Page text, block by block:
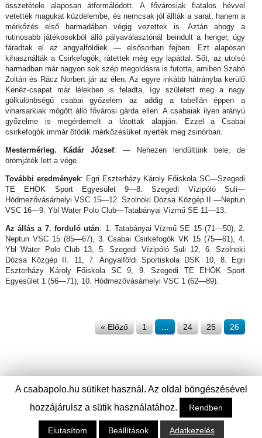
összetétele alaposan átformálódott. A fővárosiak fiatalos hévvel
vetették magukat küzdelembe, és nemcsak jól állták a sarat, hanem a
mérkőzés első harmadában végig vezettek is. Aztán ahogy a
rutinosabb játékosokból álló pályaválasztónál beindult a henger, úgy
fáradtak el az angyalföldiek — elsősorban fejben. Ezt alaposan
kihasználták a Csirkefogók, rátettek még egy lapáttal. Sőt, az utolsó
harmadban már nagyon sok szép megoldásra is futotta, amiben Szabó
Zoltán és Rácz Norbert jár az élen. Az egyre inkább hátrányba kerülő
Kenéz-csapat már lélekben is feladta, így született meg a nagy
gólkülönbségű csabai győzelem az addig a tabellán éppen a
viharsarkiak mögött álló fővárosi gárda ellen. A csabaiak ilyen arányú
győzelme is megérdemelt a látottak alapján. Ezzel a Csabai
csirkefogók immár ötödik mérkőzésüket nyerték meg zsinórban.
Mestermérleg. Kádár József: — Nehezen lendültünk bele, de
örömjáték lett a vége.
További eredmények: Egri Eszterházy Károly Főiskola SC—Szegedi
TE EHÖK Sport Egyesület 9—8. Szegedi Vízipóló Suli—
Hódmezővásárhelyi VSC 15—12. Szolnoki Dózsa Közgép II.—Neptun
VSC 16—9. Ybl Water Polo Club—Tatabányai Vízmű SE 11—13.
Az állás a 7. forduló után: 1. Tatabányai Vízmű SE 15 (71—50), 2.
Neptun VSC 15 (85—67), 3. Csabai Csirkefogók VK 15 (75—61), 4.
Ybl Water Polo Club 13, 5. Szegedi Vízipóló Suli 12, 6. Szolnoki
Dózsa Közgép II. 11, 7. Angyalföldi Sportiskola DSK 10, 8. Egri
Eszterházy Károly Főiskola SC 9, 9. Szegedi TE EHÖK Sport
Egyesület 1 (56—71), 10. Hódmezővásárhelyi VSC 1 (62—89).
« Előző 1 24 25 26
© Csabai Csirkefogók Vízilabda Klub
A csabapolo.hu sütiket használ. Az oldal böngészésével
hozzájárulsz a sütik használatához.
Rendben
Elutasítom Beállítások Adatkezelés